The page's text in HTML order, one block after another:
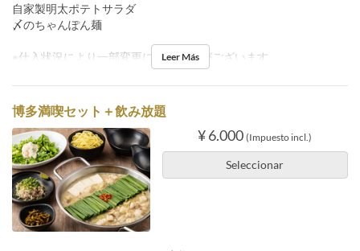
自家製明太ポテトサラダ
〆のちゃんぽん麺
※仕入状況により一部変更になる 場合がございます。
Leer Más
博多満喫セット＋飲み放題
¥ 6.000 (Impuesto incl.)
Seleccionar